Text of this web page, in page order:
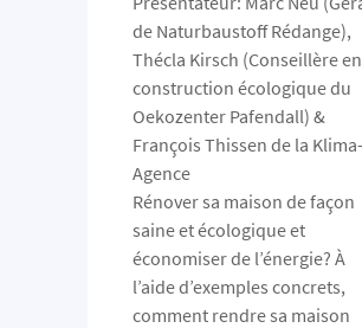
de Naturbaustoff Rédange),
Thécla Kirsch (Conseillère en
construction écologique du
Oekozenter Pafendall) &
François Thissen de la Klima-
Agence
Rénover sa maison de façon
saine et écologique et
économiser de l’énergie? À
l’aide d’exemples concrets,
comment rendre sa maison